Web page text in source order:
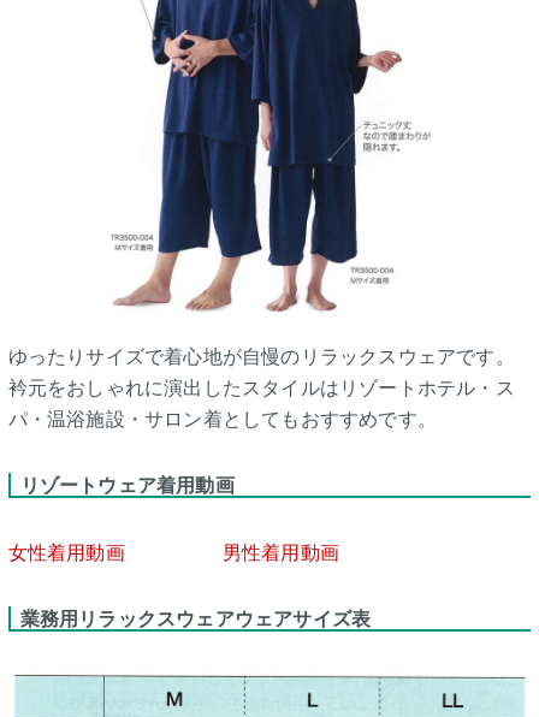
ゆったりサイズで着心地が自慢のリラックスウェアです。
衿元をおしゃれに演出したスタイルはリゾートホテル・ス
パ・温浴施設・サロン着としてもおすすめです。
リゾートウェア着用動画
女性着用動画 男性着用動画
業務用リラックスウェアウェアサイズ表